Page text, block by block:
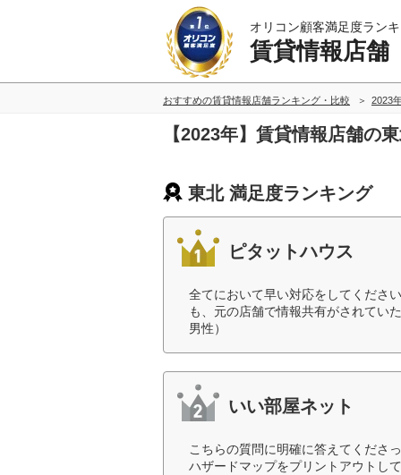
オリコン顧客満足度ラン
賃貸情報店舗
おすすめの賃貸情報店舗ランキング・比較 2023
【2023年】賃貸情報店舗の
東北 満足度ランキング
ピタットハウス
全てにおいて早い対応をしてくださ
も、元の店舗で情報共有がされてい
男性）
いい部屋ネット
こちらの質問に明確に答えてくださ
ハザードマップをプリントアウトし